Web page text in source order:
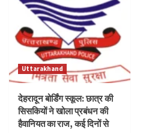
Uttarakhand
देहरादून बोर्डिंग स्कूल: छात्र की
सिसकियों ने खोला प्रबंधन की
हैवानियत का राज, कई दिनों से